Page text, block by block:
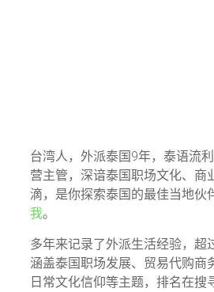
台湾人，外派泰国9年，泰语流
营主管，深谙泰国职场文化、商
滴，是你探索泰国的最佳当地伙
我。
多年来记录了外派生活经验，超
涵盖泰国职场发展、贸易代购商
日常文化信仰等主题，排名在搜